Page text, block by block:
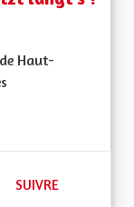
Haut-
52 ABONNÉS
SUIVRE